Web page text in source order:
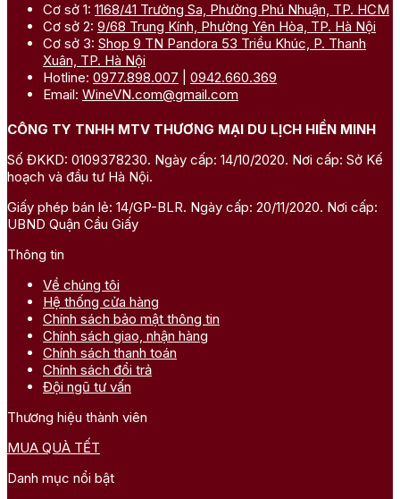
Cơ sở 1: 1168/41 Trường Sa, Phường Phú Nhuận, TP. HCM
Cơ sở 2: 9/68 Trung Kính, Phường Yên Hòa, TP. Hà Nội
Cơ sở 3: Shop 9 TN Pandora 53 Triều Khúc, P. Thanh
Xuân, TP. Hà Nội
Hotline: 0977.898.007
0942.660.369
Email: WineVN.com@gmail.com
CÔNG TY TNHH MTV THƯƠNG MẠI DU LỊCH HIỀN MINH
Số ĐKKD: 0109378230. Ngày cấp: 14/10/2020. Nơi cấp: Sở Kế
hoạch và đầu tư Hà Nội.
Giấy phép bán lẻ: 14/GP-BLR. Ngày cấp: 20/11/2020. Nơi cấp:
UBND Quận Cầu Giấy
Thông tin
Về chúng tôi
Hệ thống cửa hàng
Chính sách bảo mật thông tin
Chính sách giao, nhận hàng
Chính sách thanh toán
Chính sách đổi trả
Đội ngũ tư vấn
Thương hiệu thành viên
MUA QUÀ TẾT
Danh mục nổi bật